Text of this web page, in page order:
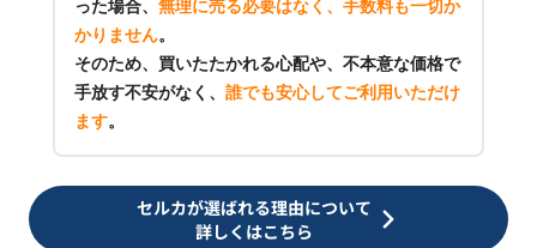
った場合、 無理に売る必要はなく、手数料も一切か
かりません。
そのため、買いたたかれる心配や、不本意な価格で
手放す不安がなく、 誰でも安心してご利用いただけ
ます。
セルカが選ばれる理由について
詳しくはこちら